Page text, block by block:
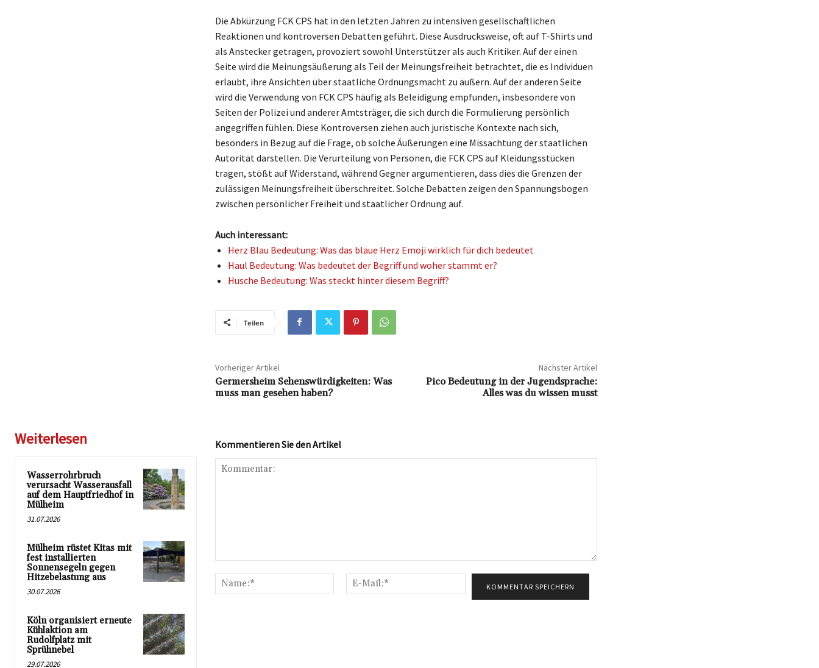
Die Abkürzung FCK CPS hat in den letzten Jahren zu intensiven gesellschaftlichen
Reaktionen und kontroversen Debatten geführt. Diese Ausdrucksweise, oft auf T-Shirts und
als Anstecker getragen, provoziert sowohl Unterstützer als auch Kritiker. Auf der einen
Seite wird die Meinungsäußerung als Teil der Meinungsfreiheit betrachtet, die es Individuen
erlaubt, ihre Ansichten über staatliche Ordnungsmacht zu äußern. Auf der anderen Seite
wird die Verwendung von FCK CPS häufig als Beleidigung empfunden, insbesondere von
Seiten der Polizei und anderer Amtsträger, die sich durch die Formulierung persönlich
angegriffen fühlen. Diese Kontroversen ziehen auch juristische Kontexte nach sich,
besonders in Bezug auf die Frage, ob solche Äußerungen eine Missachtung der staatlichen
Autorität darstellen. Die Verurteilung von Personen, die FCK CPS auf Kleidungsstücken
tragen, stößt auf Widerstand, während Gegner argumentieren, dass dies die Grenzen der
zulässigen Meinungsfreiheit überschreitet. Solche Debatten zeigen den Spannungsbogen
zwischen persönlicher Freiheit und staatlicher Ordnung auf.
Auch interessant:
Herz Blau Bedeutung: Was das blaue Herz Emoji wirklich für dich bedeutet
Haul Bedeutung: Was bedeutet der Begriff und woher stammt er?
Husche Bedeutung: Was steckt hinter diesem Begriff?
Teilen
Vorheriger Artikel
Germersheim Sehenswürdigkeiten: Was
muss man gesehen haben?
Nächster Artikel
Pico Bedeutung in der Jugendsprache:
Alles was du wissen musst
Weiterlesen
Wasserrohrbruch
verursacht Wasserausfall
auf dem Hauptfriedhof in
Mülheim
31.07.2026
Mülheim rüstet Kitas mit
fest installierten
Sonnensegeln gegen
Hitzebelastung aus
30.07.2026
Köln organisiert erneute
Kühlaktion am
Rudolfplatz mit
Sprühnebel
29.07.2026
Kommentieren Sie den Artikel
Name:*
Mail:*